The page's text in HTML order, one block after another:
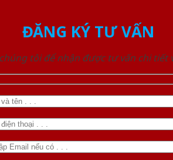
ĐĂNG KÝ TƯ VẤN
tôi để nhận được tư vấn chi tiết